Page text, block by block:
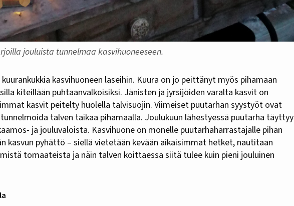
jouluista tunnelmaa kasvihuoneeseen.
kiteillään puhtaanvalkoisiksi. Jänisten ja jyrsijöiden varalta kasvit on
kasvit peitelty huolella talvisuojin. Viimeiset puutarhan syystyöt ovat
talven taikaa pihamaalla. Joulukuun lähestyessä puutarha täyttyy
ja jouluvaloista. Kasvihuone on monelle puutarhaharrastajalle pihan
kasvun pyhättö – siellä vietetään kevään aikaisimmat hetket, nautitaan
tomaateista ja näin talven koittaessa siitä tulee kuin pieni jouluinen